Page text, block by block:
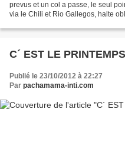
prevus et un col a passe, le seul
via le Chili et Rio Gallegos, halte
C´ EST LE
Publié le 23/10/2012 à 22:27
Par pachamama-inti.com